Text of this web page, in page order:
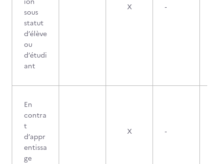
sous
statut
d’élève
ou
d’étudi
ant
X -
En
contra
t
d’appr
entissa
ge
X -